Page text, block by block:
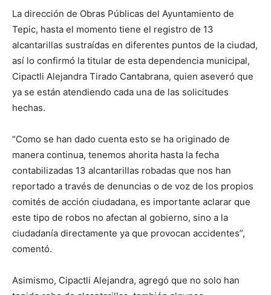
La dirección de Obras Públicas del Ayuntamiento de
Tepic, hasta el momento tiene el registro de 13
alcantarillas sustraídas en diferentes puntos de la ciudad,
así lo confirmó la titular de esta dependencia municipal,
Cipactli Alejandra Tirado Cantabrana, quien aseveró que
ya se están atendiendo cada una de las solicitudes
hechas.
“Como se han dado cuenta esto se ha originado de
manera continua, tenemos ahorita hasta la fecha
contabilizadas 13 alcantarillas robadas que nos han
reportado a través de denuncias o de voz de los propios
comités de acción ciudadana, es importante aclarar que
este tipo de robos no afectan al gobierno, sino a la
ciudadanía directamente ya que provocan accidentes”,
comentó.
Asimismo, Cipactli Alejandra, agregó que no solo han